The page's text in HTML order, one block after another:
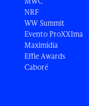
NRF
WW Summit
Evento ProXXIma
Maximídia
Effie Awards
Caboré